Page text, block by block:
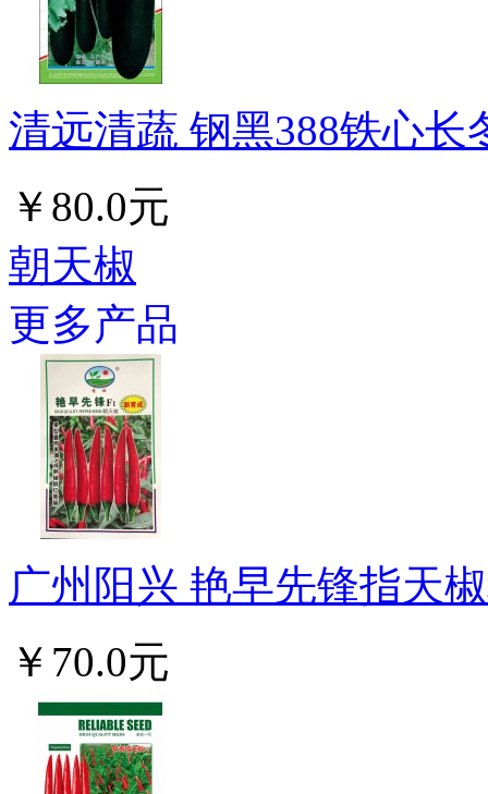
清远清蔬 钢黑388铁心长
￥80.0元
朝天椒
更多产品
广州阳兴 艳早先锋指天
￥70.0元